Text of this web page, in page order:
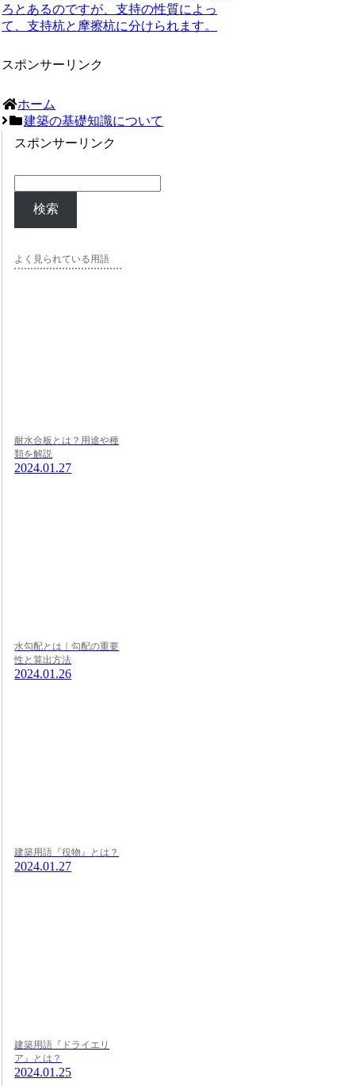
ろとあるのですが、支持の性質によっ
て、支持杭と摩擦杭に分けられます。
スポンサーリンク
ホーム
建築の基礎知識について
スポンサーリンク
検索
よく見られている用語
耐水合板とは？用途や種
類を解説
2024.01.27
水勾配とは｜勾配の重要
性と算出方法
2024.01.26
建築用語『役物』とは？
2024.01.27
建築用語『ドライエリ
ア』とは？
2024.01.25